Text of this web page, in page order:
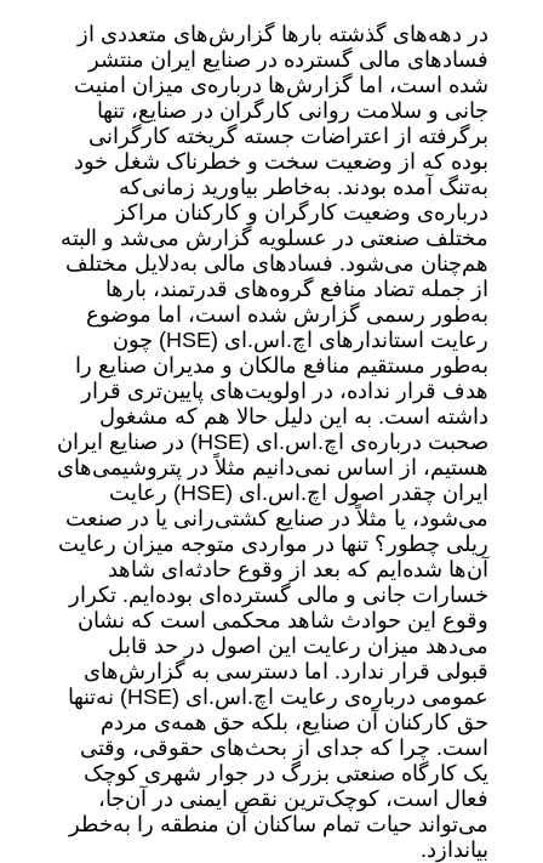
در دهه‌های گذشته بارها گزارش‌های متعددی از
فسادهای مالی گسترده در صنایع ایران منتشر
شده است، اما گزارش‌ها درباره‌ی میزان امنیت
جانی و سلامت روانی کارگران در صنایع، تنها
برگرفته از اعتراضات جسته گریخته کارگرانی
بوده که از وضعیت سخت و خطرناک شغل خود
به‌تنگ آمده بودند. به‌خاطر بیاورید زمانی‌که
درباره‌ی وضعیت کارگران و کارکنان مراکز
مختلف صنعتی در عسلویه گزارش می‌شد و البته
هم‌چنان می‌شود. فسادهای مالی به‌دلایل مختلف
از جمله تضاد منافع گروه‌های قدرتمند، بارها
به‌طور رسمی گزارش شده است، اما موضوع
رعایت استاندارهای اچ.اس.ای (HSE) چون
به‌طور مستقیم منافع مالکان و مدیران صنایع را
هدف قرار نداده، در اولویت‌های پایین‌تری قرار
داشته است. به این دلیل حالا هم که مشغول
صحبت درباره‌ی اچ.اس.ای (HSE) در صنایع ایران
هستیم، از اساس نمی‌دانیم مثلاً در پتروشیمی‌های
ایران چقدر اصول اچ.اس.ای (HSE) رعایت
می‌شود، یا مثلاً در صنایع کشتی‌رانی یا در صنعت
ریلی چطور؟ تنها در مواردی متوجه میزان رعایت
آن‌ها شده‌ایم که بعد از وقوع حادثه‌ای شاهد
خسارات جانی و مالی گسترده‌ای بوده‌ایم. تکرار
وقوع این حوادث شاهد محکمی است که نشان
می‌دهد میزان رعایت این اصول در حد قابل
قبولی قرار ندارد. اما دسترسی به گزارش‌های
عمومی درباره‌ی رعایت اچ.اس.ای (HSE) نه‌تنها
حق کارکنان آن صنایع، بلکه حق همه‌ی مردم
است. چرا که جدای از بحث‌های حقوقی، وقتی
یک کارگاه صنعتی بزرگ در جوار شهری کوچک
فعال است، کوچک‌ترین نقص ایمنی در آن‌جا،
می‌تواند حیات تمام ساکنان آن منطقه را به‌خطر
بیاندازد.